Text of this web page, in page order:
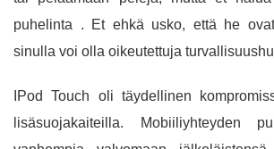
puhelinta . Et ehkä usko, että he
sinulla voi olla oikeutettuja
IPod Touch oli täydellinen
lisäsuojakaiteilla. Mobiiliyhteyden